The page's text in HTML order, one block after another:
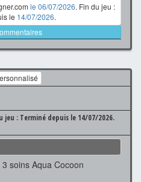
le 06/07/2026. Fin du jeu :
le 14/07/2026.
jeu : Terminé depuis le 14/07/2026.
soins Aqua Cocoon